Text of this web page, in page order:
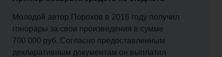
Молодой автор Порохов в 2016 году получил
гонорары за свои произведения в сумме
700 000 руб. Согласно предоставленным
декларативным документам он выплатил